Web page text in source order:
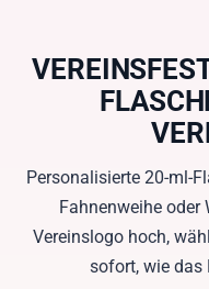
Personalisierte 20-ml-
Fahnenweihe oder
Vereinslogo hoch,
sofort, wie das